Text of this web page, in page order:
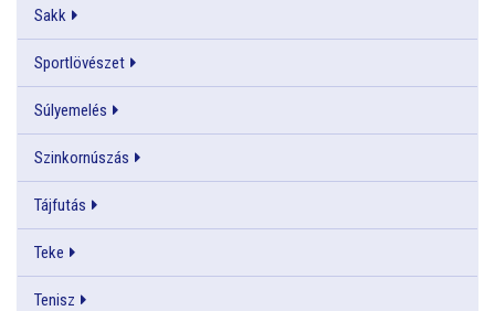
Sakk
Sportlövészet
Súlyemelés
Szinkornúszás
Tájfutás
Teke
Tenisz